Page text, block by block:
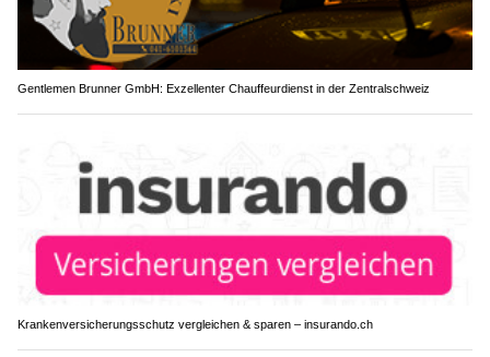
Gentlemen Brunner GmbH: Exzellenter Chauffeurdienst in der Zentralschweiz
Krankenversicherungsschutz vergleichen & sparen – insurando.ch